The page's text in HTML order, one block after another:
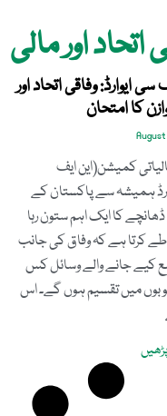
سی ایوارڈ: وفاقی اتحاد اور
کا امتحان
کمیشن(این ایف
ہمیشہ سے پاکستان کے
ڈھانچے کا ایک اہم ستون رہا
کرتا ہے کہ وفاق کی جانب
کیے جانے والے وسائل کس
میں تقسیم ہوں گے۔ اس